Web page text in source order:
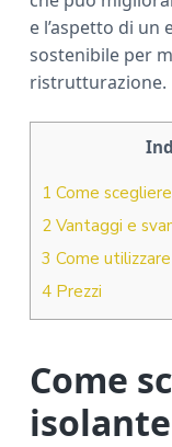
e l’aspetto di un
sostenibile per
ristrutturazione.
1 Come
2Vantaggi e
3 Come
4Prezzi
Come
isolante